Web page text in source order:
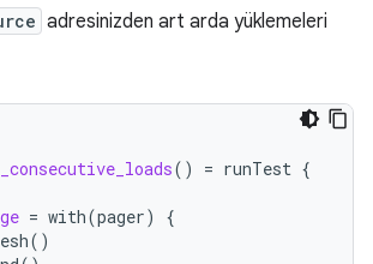
adresinizden art arda yüklemeleri
() = runTest {
= with(pager)
{
()